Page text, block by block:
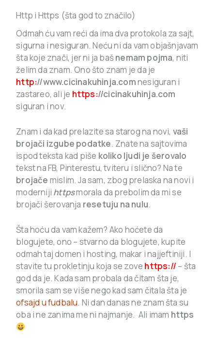
Http i Https (šta god to značilo)
Odmah ću vam reći da ima dva protokola za sajt,
sigurna i nesiguran. Neću ni da vam objašnjavam
šta koje znači, jer ni ja bašnemam pojma, niti
želim da znam. Ono što znam je da je
http://www.cicinakuhinja.comnesiguran i
zastareo, ali je https://cicinakuhinja.com
siguran i nov.
Znam i da kad prelazite sa starog na novi, vaši
brojači izgube podatke. Znate na sajtovima
ispod teksta kad piše koliko ljudi je šerovalo
tekst na FB, Pinterestu, tviteru i slično? Na te
brojače mislim. Ja sam, zbog prelaska na novi i
moderniji httpsmorala da prebolim da mi se
brojači šerovanja resetuju na nulu.
Šta hoću da vam kažem? Ako hoćete da
blogujete, ono – stvarno da blogujete, kupite
odmah taj domen i hosting, makar i najjeftiniji. I
stavite tu prokletinju koja se zove https:// – šta
god da je. Kada sam probala da čitam šta je,
smorila sam se više nego kad sam čitala šta je
ofsajd u fudbalu. Ni dan danas ne znam šta su
oba i ne zanima me ni najmanje. Ali imam https